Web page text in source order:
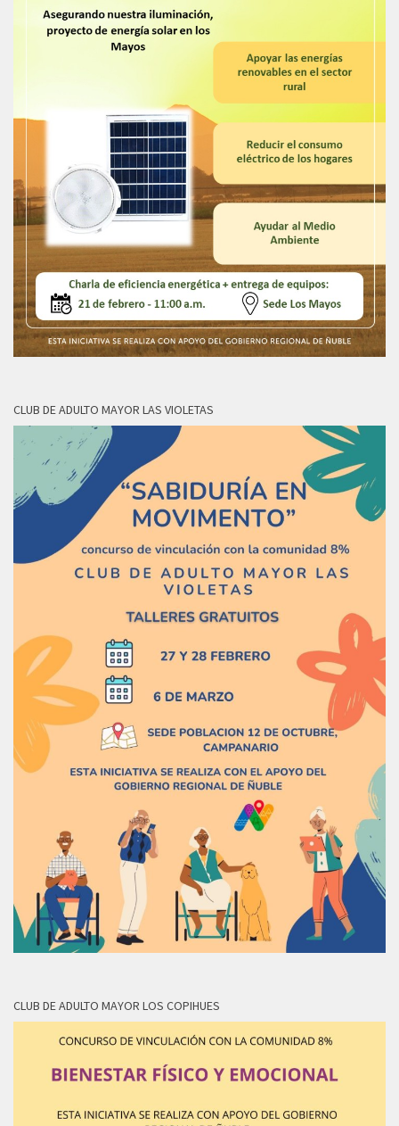
CLUB DE ADULTO MAYOR LAS VIOLETAS
CLUB DE ADULTO MAYOR LOS COPIHUES